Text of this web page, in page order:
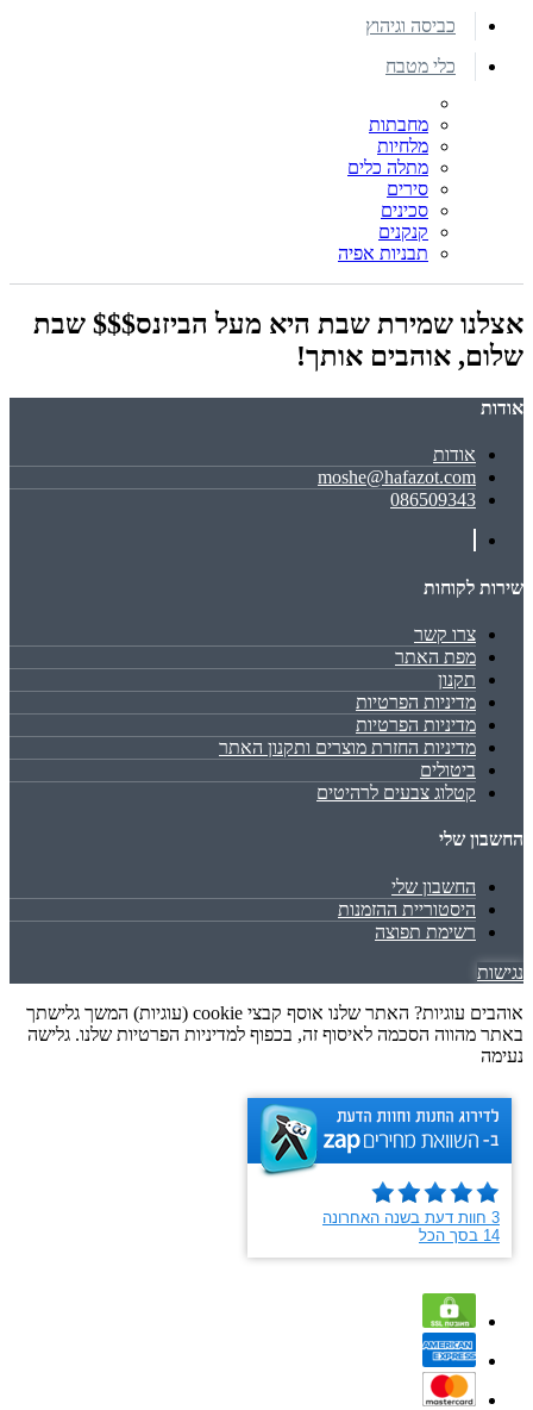
כביסה וגיהוץ
כלי מטבח
מחבתות
מלחיות
מתלה כלים
סירים
סכינים
קנקנים
תבניות אפיה
אצלנו שמירת שבת היא מעל הביזנס$$$ שבת
שלום, אוהבים אותך!
אודות
אודות
moshe@hafazot.com
086509343
שירות לקוחות
צרו קשר
מפת האתר
תקנון
מדיניות הפרטיות
מדיניות הפרטיות
מדיניות החזרת מוצרים ותקנון האתר
ביטולים
קטלוג צבעים לרהיטים
החשבון שלי
החשבון שלי
היסטוריית ההזמנות
רשימת תפוצה
נגישות
אוהבים עוגיות? האתר שלנו אוסף קבצי cookie (עוגיות) המשך גלישתך
באתר מהווה הסכמה לאיסוף זה, בכפוף למדיניות הפרטיות שלנו. גלישה
נעימה